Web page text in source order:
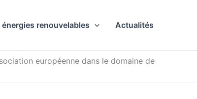
énergies renouvelables Actualités
européenne dans le domaine de